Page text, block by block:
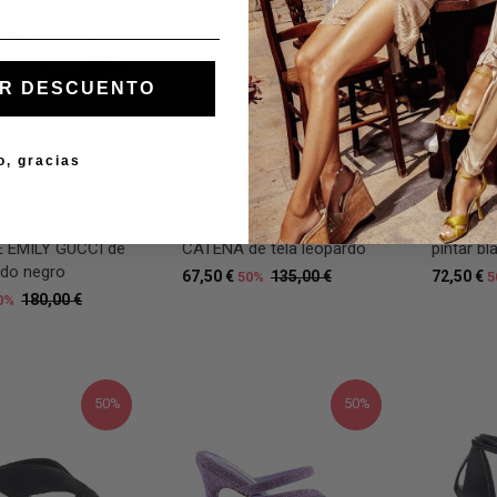
EMILY GUCCI de
negro
180,00 €
Sandalia tacón Guess
CIABATTINA ACCESSORIO
CATENA de tela leopardo
135,00 €
67,50 € 50%
40
pintar
72,50 €
50% 50%
DESCUENTO
gracias